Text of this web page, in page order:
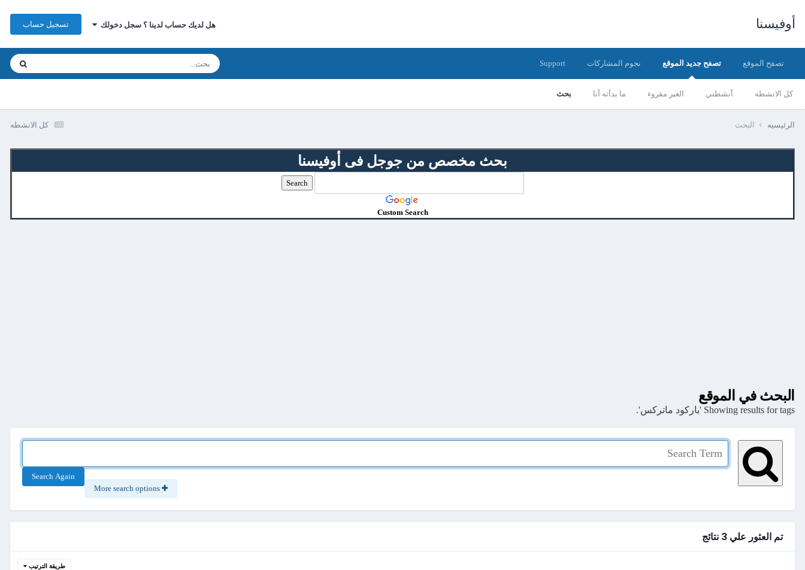
أوفيسنا هل لديك حساب لدينا ؟ سجل دخولك تسجيل حساب
تصفح الموقع تصفح جديد الموقع
كل الانشطه أنشطتي الغير مقروء ما بدأته أنا بحث
نجوم المشاركات Support
كل الانشطه الرئيسيه البحث
بحث مخصص من جوجل فى أوفيسنا
Custom Search
البحث في الموقع
Showing results for tags 'باركود ماتركس'.
Search Again
تم العثور علي 3 نتائج
طريقة الترتيب